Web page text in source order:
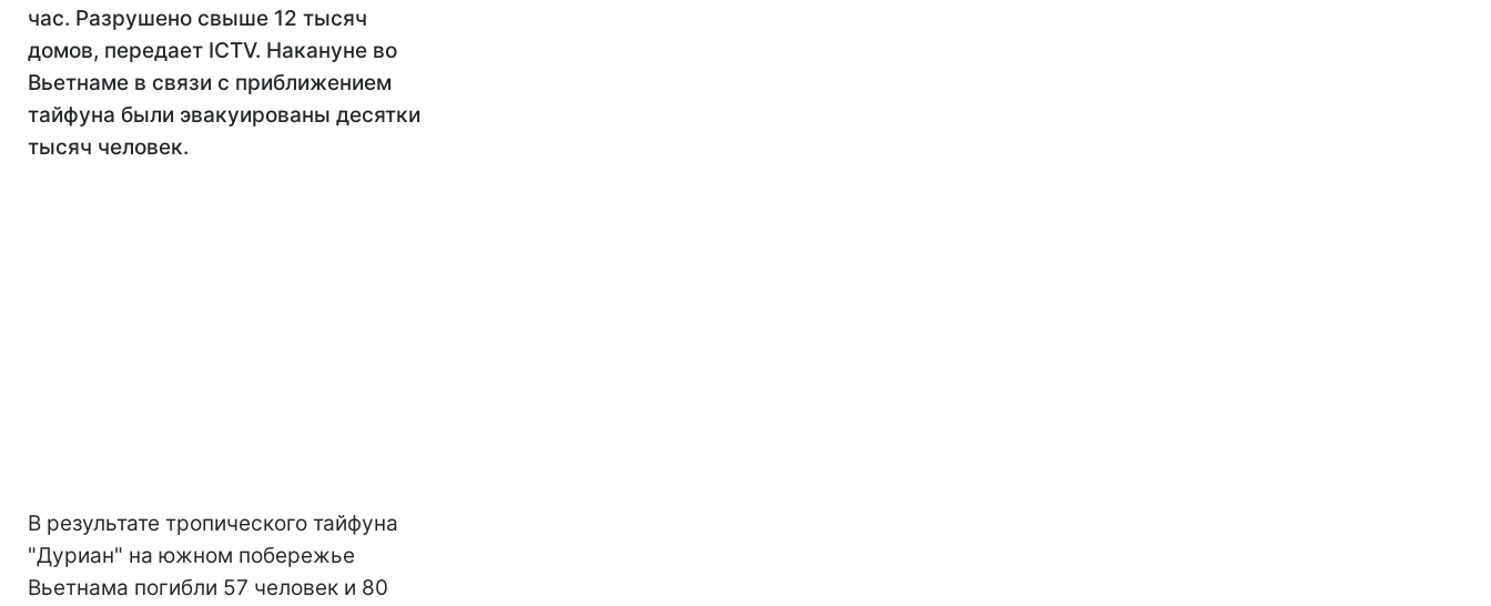
час. Разрушено свыше 12 тысяч
домов, передает ICTV. Накануне во
Вьетнаме в связи с приближением
тайфуна были эвакуированы десятки
тысяч человек.
В результате тропического тайфуна
"Дуриан" на южном побережье
Вьетнама погибли 57 человек и 80